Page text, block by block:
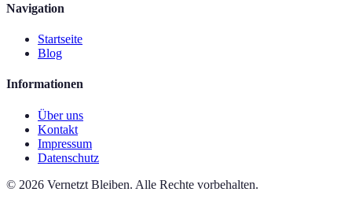
Navigation
Startseite
Blog
Informationen
Über uns
Kontakt
Impressum
Datenschutz
© 2026 Vernetzt Bleiben. Alle Rechte vorbehalten.